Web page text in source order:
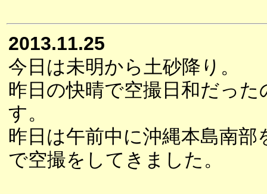
2013.11.25
今日は未明から土砂降り。
昨日の快晴で空撮日和だっ
す。
昨日は午前中に沖縄本島南部
で空撮をしてきました。